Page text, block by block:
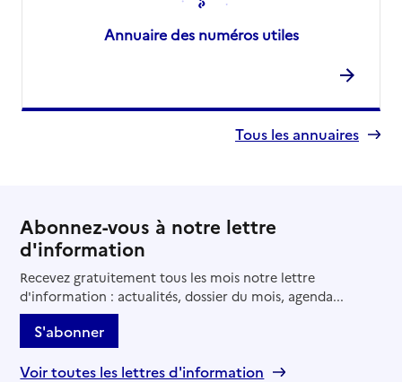
Annuaire des numéros utiles
Tous les annuaires
Abonnez-vous à notre lettre
d'information
Recevez gratuitement tous les mois notre lettre
d'information : actualités, dossier du mois, agenda...
S'abonner
Voir toutes les lettres d'information